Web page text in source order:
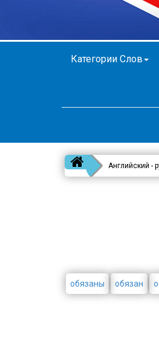
Категории Слов
Английский -
обязаны обязан